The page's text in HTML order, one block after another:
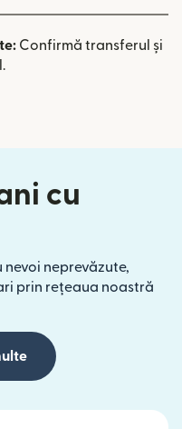
Confirmă transferul și
cu
neprevăzute,
prin rețeaua noastră